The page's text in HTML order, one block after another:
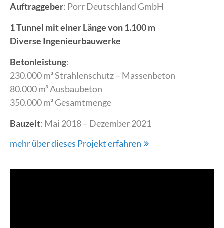
Auftraggeber: Porr Deutschland GmbH
1 Tunnel mit einer Länge von 1.100 m
Diverse Ingenieurbauwerke
Betonleistung:
230.000 m³ Strahlenschutz – Massenbeton
80.000 m³ Ausbaubeton
350.000 m³ Gesamtmenge
Bauzeit: Mai 2018 – Dezember 2021
mehr über dieses Projekt erfahren